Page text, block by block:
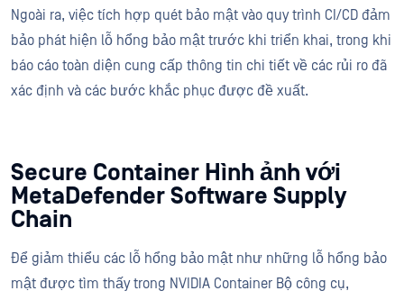
Ngoài ra, việc tích hợp quét bảo mật vào quy trình CI/CD đảm
bảo phát hiện lỗ hổng bảo mật trước khi triển khai, trong khi
báo cáo toàn diện cung cấp thông tin chi tiết về các rủi ro đã
xác định và các bước khắc phục được đề xuất.
Secure Container Hình ảnh với
MetaDefender Software Supply
Chain
Để giảm thiểu các lỗ hổng bảo mật như những lỗ hổng bảo
mật được tìm thấy trong NVIDIA Container Bộ công cụ,